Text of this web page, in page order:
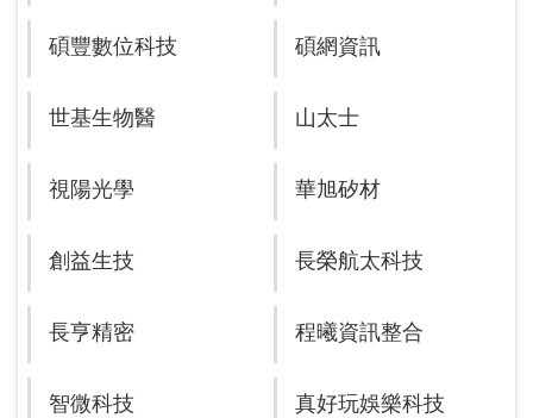
碩豐數位科技 碩網資訊
世基生物醫 山太士
視陽光學 華旭矽材
創益生技 長榮航太科技
長亨精密 程曦資訊整合
智微科技 真好玩娛樂科技